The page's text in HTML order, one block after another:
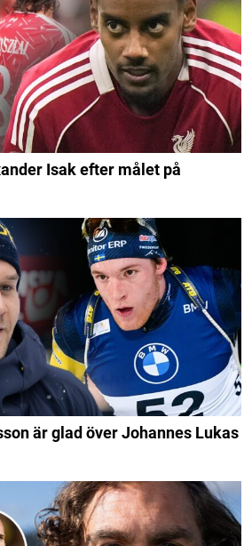
Isak efter målet på
är glad över Johannes Lukas